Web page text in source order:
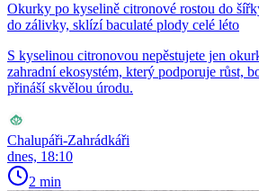
Okurky po kyselině citronové rostou do
do zálivky, sklízí baculaté plody celé léto
S kyselinou citronovou nepěstujete jen
zahradní ekosystém, který podporuje růst,
přináší skvělou úrodu.
Chalupáři-Zahrádkáři
dnes, 18:10
2 min